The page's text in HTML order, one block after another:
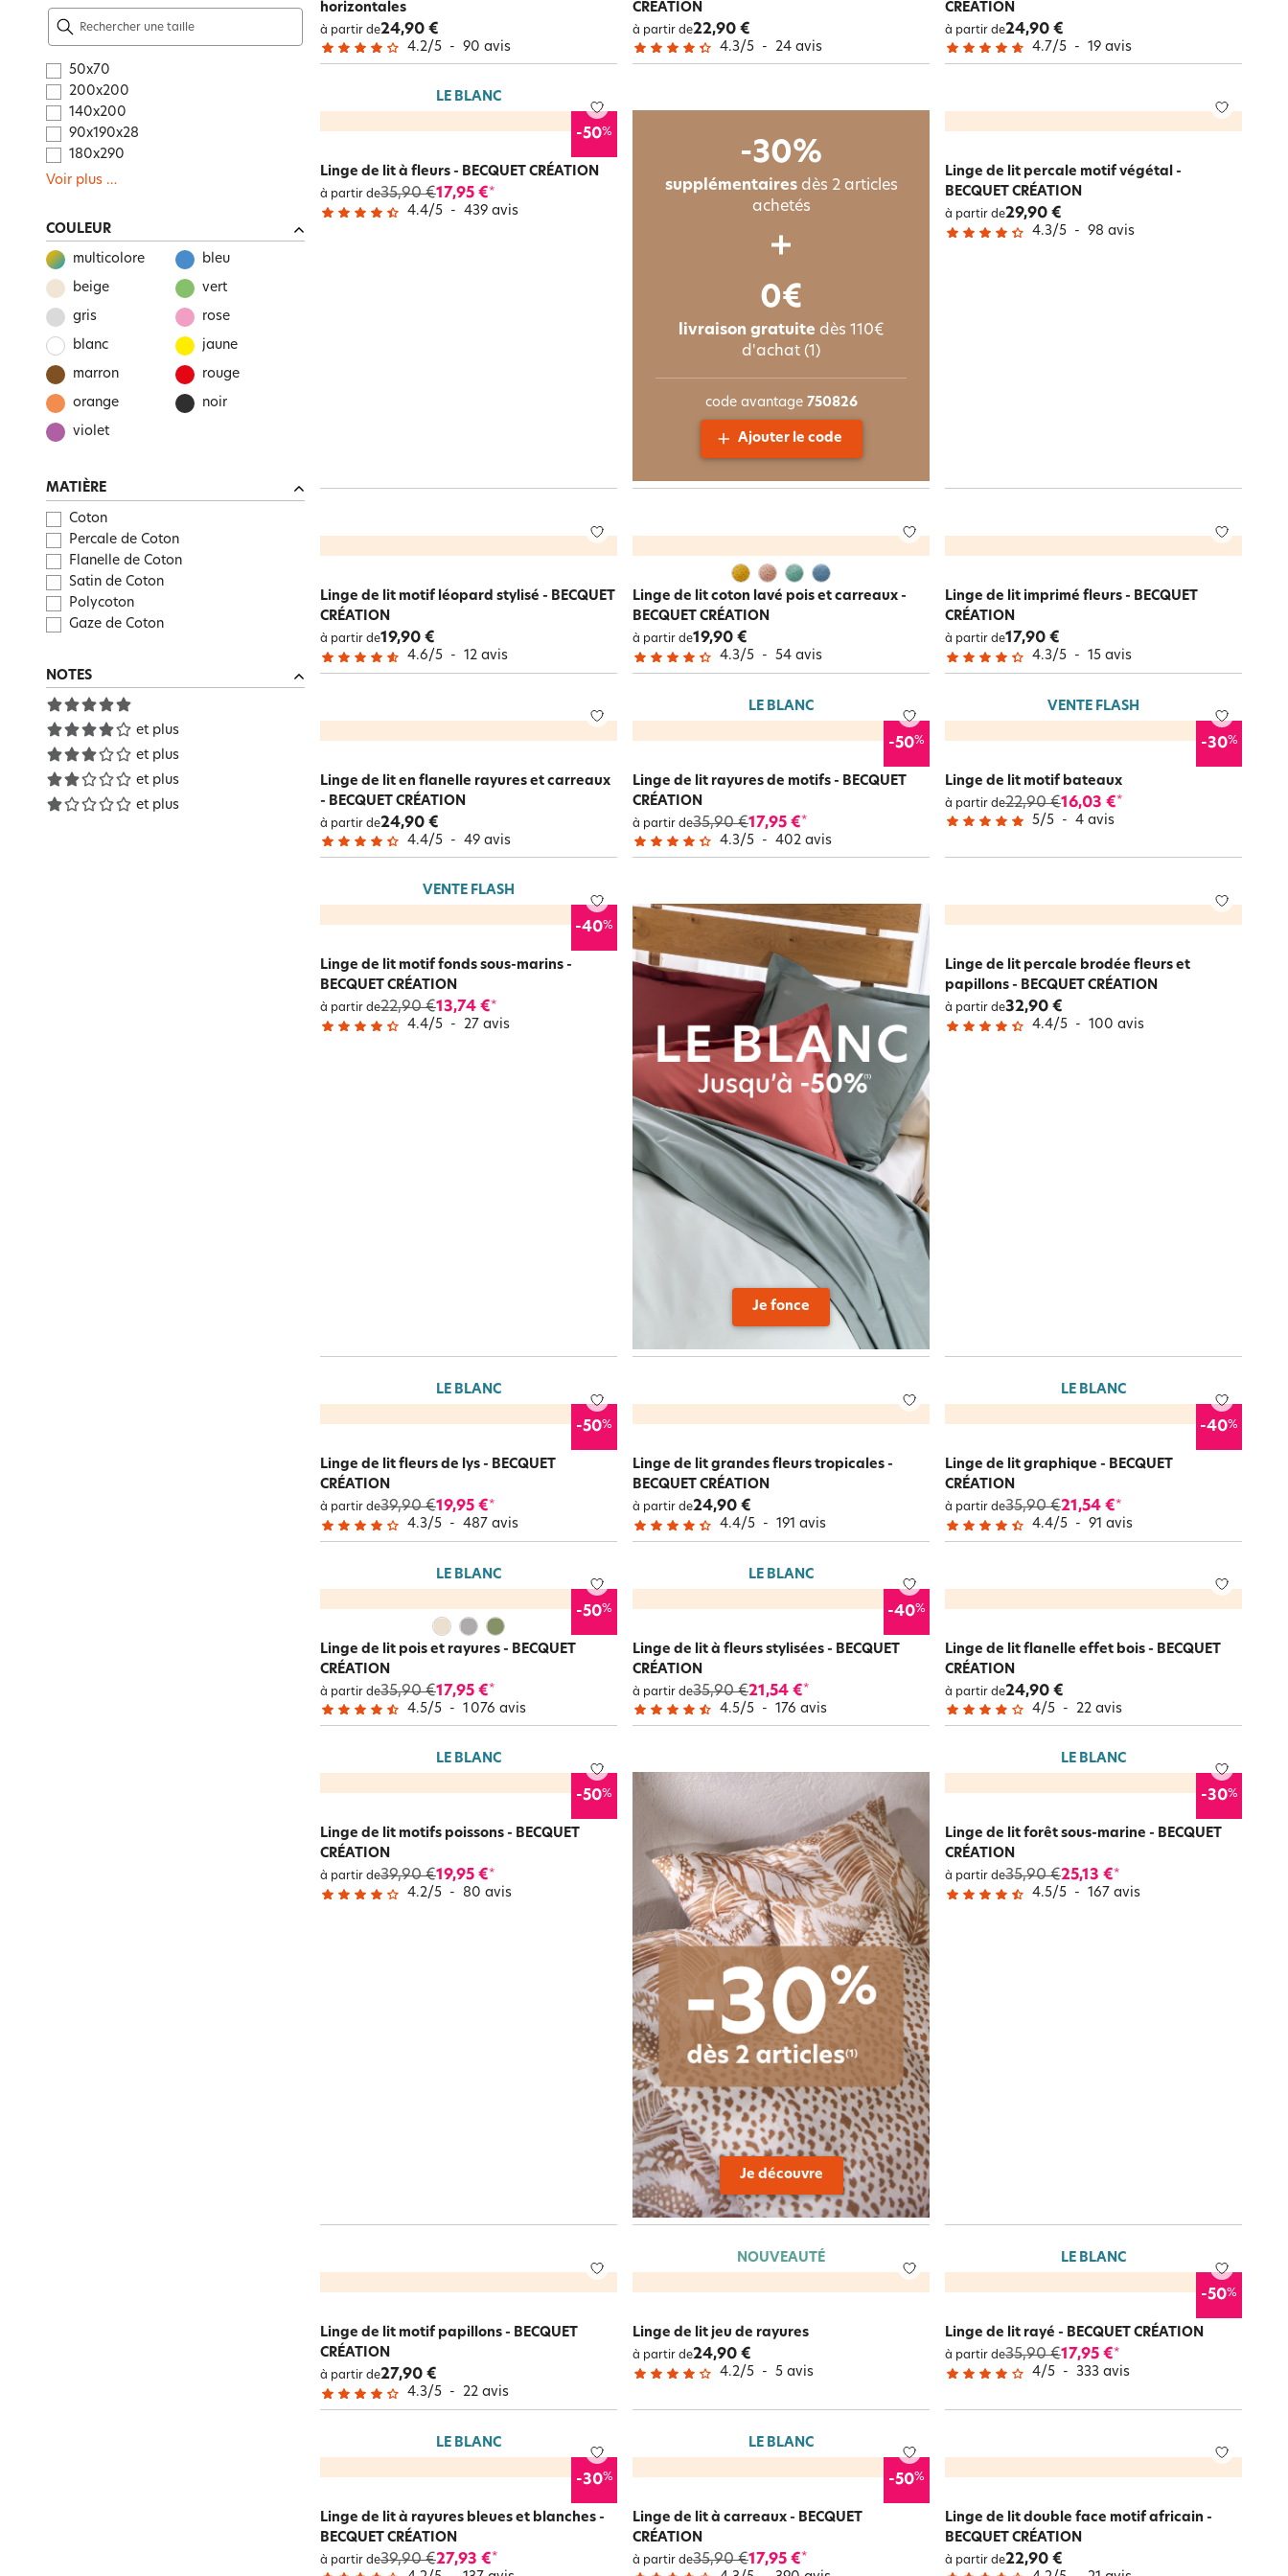
50x70
200x200
140x200
90x190x28
180x290
Voir plus …
COULEUR
multicolore
bleu
beige
vert
gris
rose
blanc
jaune
marron
rouge
orange
noir
violet
MATIÈRE
Coton
Percale de Coton
Flanelle de Coton
Satin de Coton
Polycoton
Gaze de Coton
NOTES
et plus
et plus
et plus
et plus
horizontales
à partir de24,90 €
4.2/5 - 90 avis
CRÉATION
à partir de22,90 €
4.3/5 - 24 avis
CRÉATION
à partir de24,90 €
4.7/5 - 19 avis
LE BLANC
-50%
Linge de lit à fleurs - BECQUET CRÉATION
à partir de35,90 €17,95 €*
4.4/5 - 439 avis
Linge de lit percale motif végétal -
BECQUET CRÉATION
à partir de29,90 €
4.3/5 - 98 avis
Linge de lit motif léopard stylisé - BECQUET
CRÉATION
à partir de19,90 €
4.6/5 - 12 avis
Linge de lit coton lavé pois et carreaux -
BECQUET CRÉATION
à partir de19,90 €
4.3/5 - 54 avis
Linge de lit imprimé fleurs - BECQUET
CRÉATION
à partir de17,90 €
4.3/5 - 15 avis
Linge de lit en flanelle rayures et carreaux
- BECQUET CRÉATION
à partir de24,90 €
4.4/5 - 49 avis
LE BLANC
-50%
Linge de lit rayures de motifs - BECQUET
CRÉATION
à partir de35,90 €17,95 €*
4.3/5 - 402 avis
VENTE FLASH
-30%
Linge de lit motif bateaux
à partir de22,90 €16,03 €*
5/5 - 4 avis
VENTE FLASH
-40%
Linge de lit motif fonds sous-marins -
BECQUET CRÉATION
à partir de22,90 €13,74 €*
4.4/5 - 27 avis
Linge de lit percale brodée fleurs et
papillons - BECQUET CRÉATION
à partir de32,90 €
4.4/5 - 100 avis
LE BLANC
-50%
Linge de lit fleurs de lys - BECQUET
CRÉATION
à partir de39,90 €19,95 €*
4.3/5 - 487 avis
Linge de lit grandes fleurs tropicales -
BECQUET CRÉATION
à partir de24,90 €
4.4/5 - 191 avis
LE BLANC
-40%
Linge de lit graphique - BECQUET
CRÉATION
à partir de35,90 €21,54 €*
4.4/5 - 91 avis
LE BLANC
-50%
Linge de lit pois et rayures - BECQUET
CRÉATION
à partir de35,90 €17,95 €*
4.5/5 - 1 076 avis
LE BLANC
-40%
Linge de lit à fleurs stylisées - BECQUET
CRÉATION
à partir de35,90 €21,54 €*
4.5/5 - 176 avis
Linge de lit flanelle effet bois - BECQUET
CRÉATION
à partir de24,90 €
4/5 - 22 avis
LE BLANC
-50%
Linge de lit motifs poissons - BECQUET
CRÉATION
à partir de39,90 €19,95 €*
4.2/5 - 80 avis
LE BLANC
-30%
Linge de lit forêt sous-marine - BECQUET
CRÉATION
à partir de35,90 €25,13 €*
4.5/5 - 167 avis
Linge de lit motif papillons - BECQUET
CRÉATION
à partir de27,90 €
4.3/5 - 22 avis
NOUVEAUTÉ
Linge de lit jeu de rayures
à partir de24,90 €
4.2/5 - 5 avis
LE BLANC
-50%
Linge de lit rayé - BECQUET CRÉATION
à partir de35,90 €17,95 €*
4/5 - 333 avis
LE BLANC
-30%
Linge de lit à rayures bleues et blanches -
BECQUET CRÉATION
à partir de39,90 €27,93 €*
LE BLANC
-50%
Linge de lit à carreaux - BECQUET
CRÉATION
à partir de35,90 €17,95 €*
Linge de lit double face motif africain -
BECQUET CRÉATION
à partir de22,90 €
-30%
supplémentaires dès 2 articles
achetés
0€
livraison gratuite dès 110€
d'achat (1)
code avantage 750826
Ajouter le code
Je fonce
Je découvre